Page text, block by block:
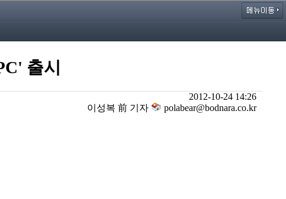
출시
2012-10-24 14:26
이성복 前 기자
polabear@bodnara.co.kr